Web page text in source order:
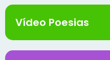
Vídeo Poesias